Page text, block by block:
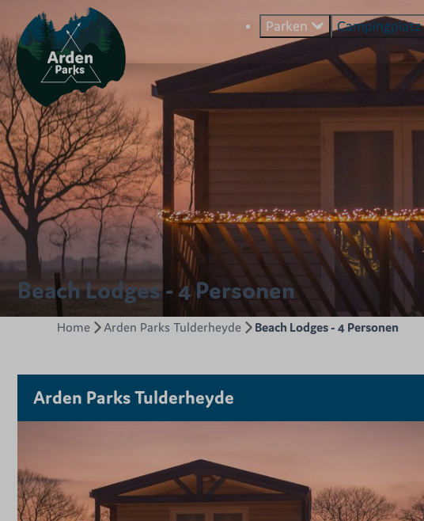
Parken Campingplatz
Beach Lodges - 4 Personen
Home Arden Parks Tulderheyde Beach Lodges - 4 Personen
Arden Parks Tulderheyde